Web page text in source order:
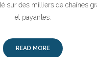
sur des milliers de chaînes
et payantes.
READ MORE